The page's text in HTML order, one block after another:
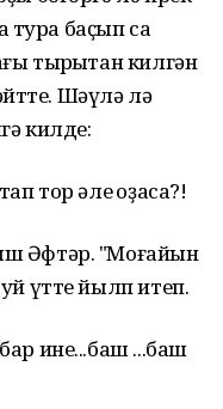
баҫып саҡ
тыҡрыҡтан килгән
Шәүлә лә
килде:
тор әле ҡоҙаса?!
Әфтәр. "Моғайын
үтте йылп итеп.
ине...баш ...баш